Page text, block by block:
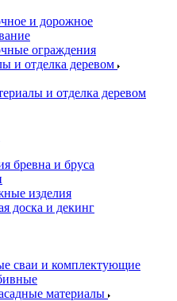
и дорожное
ограждения
и отделка деревом
и отделка деревом
бревна и бруса
изделия
доска и декинг
сваи и комплектующие
материалы